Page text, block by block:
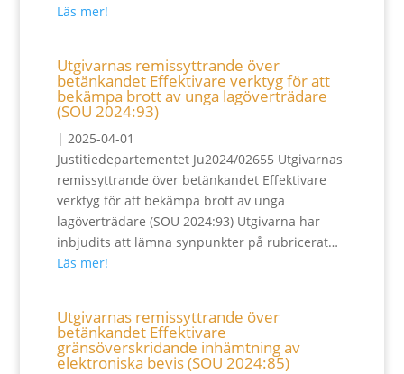
Läs mer!
Utgivarnas remissyttrande över
betänkandet Effektivare verktyg för att
bekämpa brott av unga lagöverträdare
(SOU 2024:93)
| 2025-04-01
Justitiedepartementet Ju2024/02655 Utgivarnas
remissyttrande över betänkandet Effektivare
verktyg för att bekämpa brott av unga
lagöverträdare (SOU 2024:93) Utgivarna har
inbjudits att lämna synpunkter på rubricerat…
Läs mer!
Utgivarnas remissyttrande över
betänkandet Effektivare
gränsöverskridande inhämtning av
elektroniska bevis (SOU 2024:85)